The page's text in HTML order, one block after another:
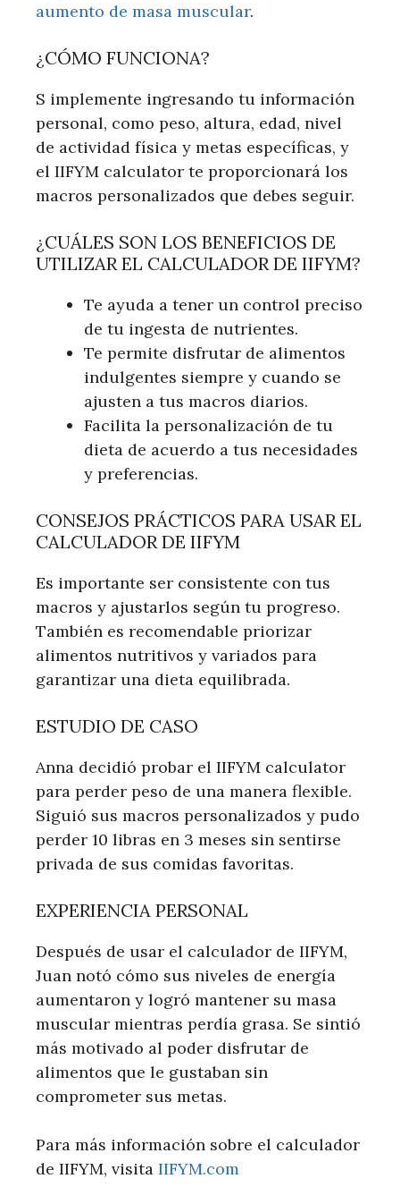
aumento de masa muscular.
¿CÓMO FUNCIONA?
S implemente ingresando tu información
personal, como peso, altura, edad, nivel
de actividad física y metas específicas, y
el IIFYM calculator te proporcionará los
macros personalizados que debes seguir.
¿CUÁLES SON LOS BENEFICIOS DE
UTILIZAR EL CALCULADOR DE IIFYM?
Te ayuda a tener un control preciso
de tu ingesta de nutrientes.
Te permite disfrutar de alimentos
indulgentes siempre y cuando se
ajusten a tus macros diarios.
Facilita la personalización de tu
dieta de acuerdo a tus necesidades
y preferencias.
CONSEJOS PRÁCTICOS PARA USAR EL
CALCULADOR DE IIFYM
Es importante ser consistente con tus
macros y ajustarlos según tu progreso.
También es recomendable priorizar
alimentos nutritivos y variados para
garantizar una dieta equilibrada.
ESTUDIO DE CASO
Anna decidió probar el IIFYM calculator
para perder peso de una manera flexible.
Siguió sus macros personalizados y pudo
perder 10 libras en 3 meses sin sentirse
privada de sus comidas favoritas.
EXPERIENCIA PERSONAL
Después de usar el calculador de IIFYM,
Juan notó cómo sus niveles de energía
aumentaron y logró mantener su masa
muscular mientras perdía grasa. Se sintió
más motivado al poder disfrutar de
alimentos que le gustaban sin
comprometer sus metas.
Para más información sobre el calculador
de IIFYM, visita IIFYM.com